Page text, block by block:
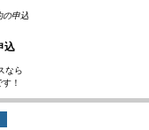
の申込
込
なら
す！